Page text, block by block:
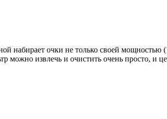
набирает очки не только своей мощностью
можно извлечь и очистить очень просто, и